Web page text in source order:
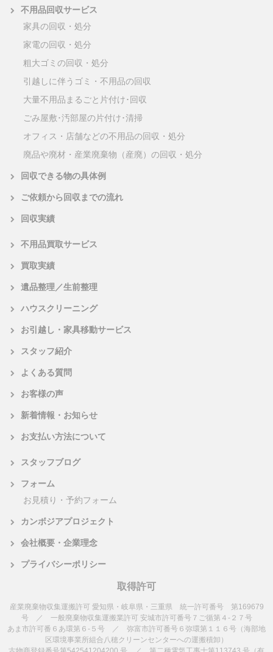
不用品回収サービス
家具の回収・処分
家電の回収・処分
粗大ゴミの回収・処分
引越しに伴うゴミ・不用品の回収
大量不用品まるごと片付け･回収
ごみ屋敷･汚部屋の片付け･清掃
オフィス・店舗などの不用品の回収・処分
廃品や廃材・産業廃棄物（産廃）の回収・処分
回収できる物の具体例
ご依頼から回収までの流れ
回収実績
不用品買取サービス
買取実績
遺品整理／生前整理
ハウスクリーニング
お引越し・家具移動サービス
スタッフ紹介
よくある質問
お客様の声
新着情報・お知らせ
お支払い方法について
スタッフブログ
フォーム
お見積り・予約フォーム
カンボジアプロジェクト
会社概要・企業理念
プライバシーポリシー
取得許可
産業廃棄物収集運搬許可 愛知県・岐阜県・三重県 統一許可番号 第169679
号 ／ 一般廃棄物収集運搬業許可 安城市許可番号７ご循第４-２７号
あま市許可番６あ環第６-５号 ／ 弥富市許可番号６弥環第１１６号（海部地
区環境事業所組合八穂クリーンセンターへの運搬積卸）